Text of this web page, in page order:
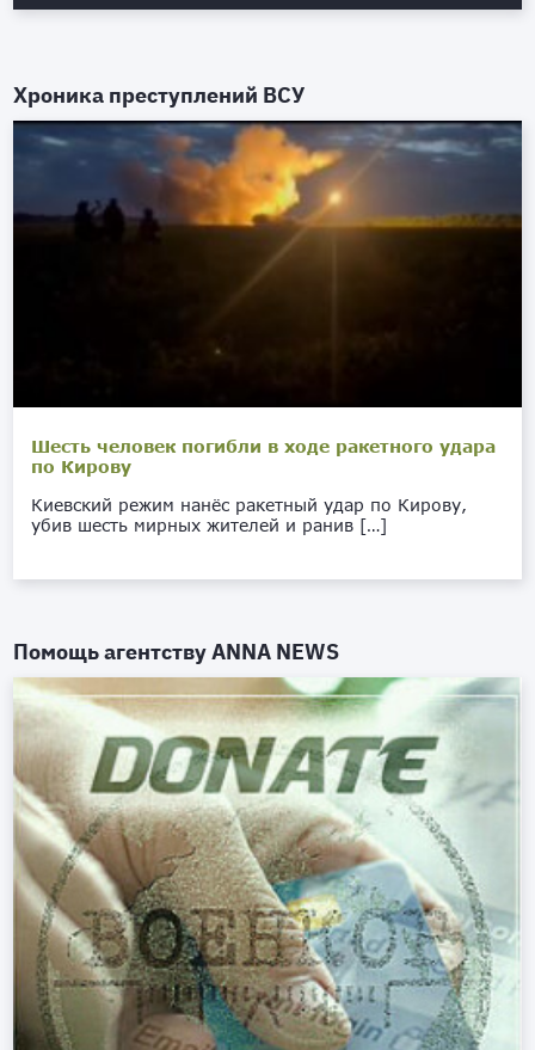
Хроника преступлений ВСУ
Шесть человек погибли в ходе ракетного удара
по Кирову
Киевский режим нанёс ракетный удар по Кирову,
убив шесть мирных жителей и ранив […]
Помощь агентствуANNA NEWS